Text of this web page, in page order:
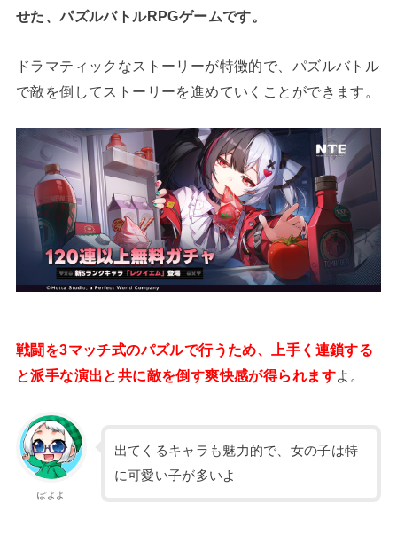
せた、パズルバトルRPGゲームです。
ドラマティックなストーリーが特徴的で、パズルバトル
で敵を倒してストーリーを進めていくことができます。
戦闘を3マッチ式のパズルで行うため、上手く連鎖する
と派手な演出と共に敵を倒す爽快感が得られますよ。
ぽよよ
出てくるキャラも魅力的で、女の子は特
に可愛い子が多いよ